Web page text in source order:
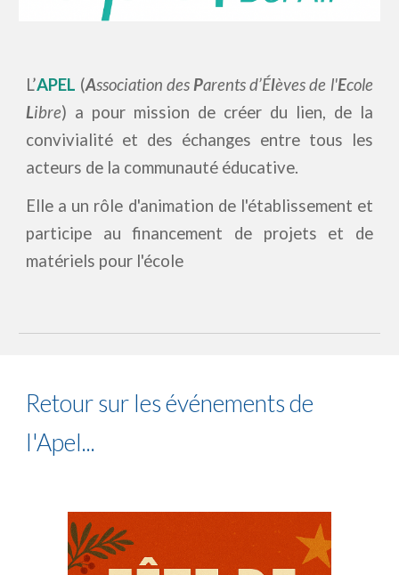
L’APEL (Association des Parents d’Élèves de l'Ecole
Libre) a pour mission de créer du lien, de la
convivialité et des échanges entre tous les
acteurs de la communauté éducative.
Elle a un rôle d'animation de l'établissement et
participe au financement de projets et de
matériels pour l'école
Retour sur les événements de
l'Apel...